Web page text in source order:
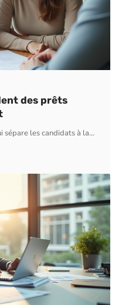
des prêts
sépare les candidats à la…